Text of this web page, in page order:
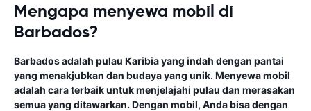
Mengapa menyewa mobil di
Barbados?
Barbados adalah pulau Karibia yang indah dengan pantai
yang menakjubkan dan budaya yang unik. Menyewa mobil
adalah cara terbaik untuk menjelajahi pulau dan merasakan
semua yang ditawarkan. Dengan mobil, Anda bisa dengan